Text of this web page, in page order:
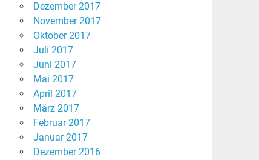
Dezember 2017
November 2017
Oktober 2017
Juli 2017
Juni 2017
Mai 2017
April 2017
März 2017
Februar 2017
Januar 2017
Dezember 2016